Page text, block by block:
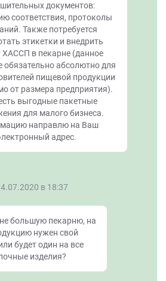
документов:
соответствия, протоколы
Также потребуется
этикетки и внедрить
ХАССП в пекарне (данное
обязательно абсолютно для
пищевой продукции
от размера предприятия).
выгодные пакетные
для малого бизнеса.
направлю на Ваш
адрес.
в 18:37
большую пекарню, на
нужен свой
будет один на все
изделия?